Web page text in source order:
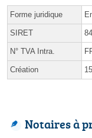
Forme juridique
SIRET
N° TVA Intra.
Création
Notaires à